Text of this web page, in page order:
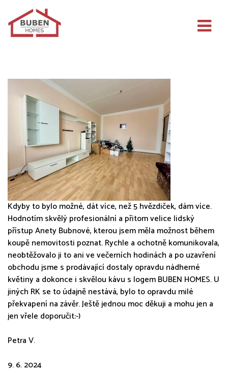
Kdyby to bylo možné, dát více, než 5 hvězdiček, dám více.
Hodnotím skvělý profesionální a přitom velice lidský
přístup Anety Bubnové, kterou jsem měla možnost během
koupě nemovitosti poznat. Rychle a ochotně komunikovala,
neobtěžovalo ji to ani ve večerních hodinách a po uzavření
obchodu jsme s prodávající dostaly opravdu nádherné
květiny a dokonce i skvělou kávu s logem BUBEN HOMES. U
jiných RK se to údajně nestává, bylo to opravdu milé
překvapení na závěr. Ještě jednou moc děkuji a mohu jen a
jen vřele doporučit:-)
Petra V.
9. 6. 2024